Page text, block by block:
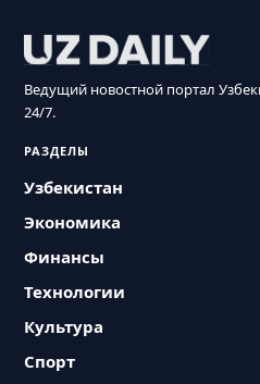
Ведущий новостной портал
24/7.
РАЗДЕЛЫ
Узбекистан
Экономика
Финансы
Технологии
Культура
Спорт